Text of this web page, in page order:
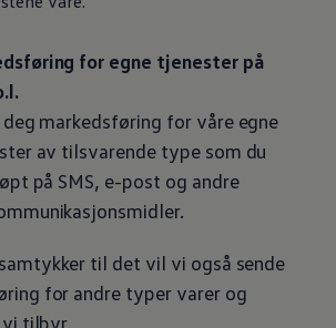
for egne tjenester på
markedsføring for våre egne
av tilsvarende type som du
på SMS, e-post og andre
til det vil vi også sende
for andre typer varer og
tilbyr.